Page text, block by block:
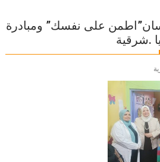
على نفسك” ومبادرة